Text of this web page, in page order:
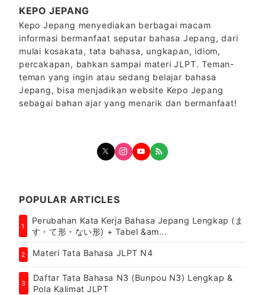
KEPO JEPANG
Kepo Jepang menyediakan berbagai macam
informasi bermanfaat seputar bahasa Jepang, dari
mulai kosakata, tata bahasa, ungkapan, idiom,
percakapan, bahkan sampai materi JLPT. Teman-
teman yang ingin atau sedang belajar bahasa
Jepang, bisa menjadikan website Kepo Jepang
sebagai bahan ajar yang menarik dan bermanfaat!
POPULAR ARTICLES
1
Perubahan Kata Kerja Bahasa Jepang Lengkap (ま
す・て形・ない形) + Tabel &am...
2 Materi Tata Bahasa JLPT N4
3
Daftar Tata Bahasa N3 (Bunpou N3) Lengkap &
Pola Kalimat JLPT